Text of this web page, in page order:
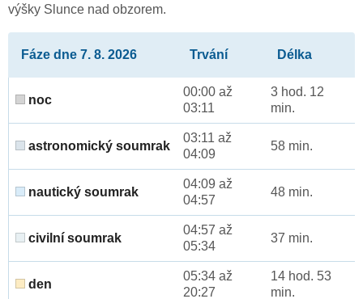
výšky Slunce nad obzorem.
Fáze dne 7. 8. 2026 Trvání Délka
noc
00:00 až
03:11
3 hod. 12
min.
astronomický soumrak
03:11 až
04:09
58 min.
nautický soumrak
04:09 až
04:57
48 min.
civilní soumrak
04:57 až
05:34
37 min.
den
05:34 až
20:27
14 hod. 53
min.